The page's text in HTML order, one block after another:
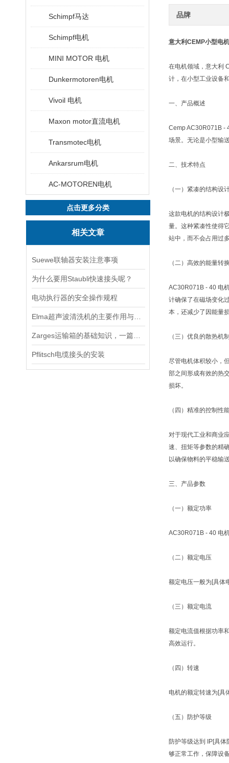
Schimpf马达
Schimpf电机
MINI MOTOR 电机
Dunkermotoren电机
Vivoil 电机
Maxon motor直流电机
Transmotec电机
Ankarsrum电机
AC-MOTOREN电机
点击更多分类
相关文章
Suewe联轴器安装注意事项
为什么要用Staubli快速接头呢？
电动执行器的安全操作规程
Pflitsch电缆接头的安装
品牌
意大利CEMP小型电
在电机领域，意大利
计，在小型工业设备
一、产品概述
Cemp AC30R071B -
场景。无论是小型输
二、技术特点
（一）紧凑的结构设
这款电机的结构设计
量。这种紧凑性使得
站中，而不会占用过
（二）高效的能量转
AC30R071B - 40 电
计确保了在磁场变化
本，还减少了因能量
（三）优良的散热机
尽管电机体积较小，
部之间形成有效的热
损坏。
（四）精准的控制性
对于现代工业和商业
速、扭矩等参数的精
以确保物料的平稳输
三、产品参数
（一）额定功率
AC30R071B - 40 电
（二）额定电压
额定电压一般为[具体
（三）额定电流
额定电流值根据功率
高效运行。
（四）转速
电机的额定转速为[具
（五）防护等级
防护等级达到 IP[具
够正常工作，保障设